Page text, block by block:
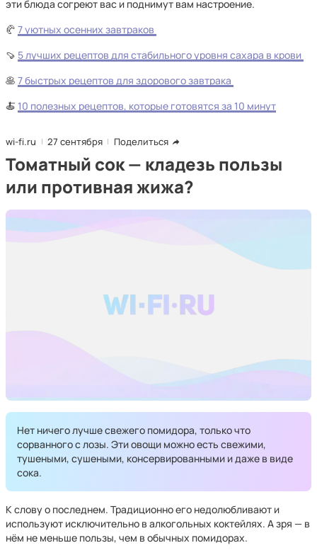
эти блюда согреют вас и поднимут вам настроение.
🥐 7 уютных осенних завтраков
🍠 5 лучших рецептов для стабильного уровня сахара в крови
🥞7 быстрых рецептов для здорового завтрака
🍝 10 полезных рецептов, которые готовятся за 10 минут
wi-fi.ru 27 сентября Поделиться
Томатный сок — кладезь пользы
или противная жижа?
Нет ничего лучше свежего помидора, только что
сорванного с лозы. Эти овощи можно есть свежими,
тушеными, сушеными, консервированными и даже в виде
сока.
К слову о последнем. Традиционно его недолюбливают и
используют исключительно в алкогольных коктейлях. А зря — в
нём не меньше пользы, чем в обычных помидорах.